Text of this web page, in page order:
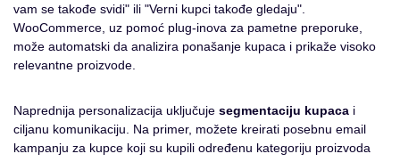
vam se takođe svidi" ili "Verni kupci takođe gledaju".
WooCommerce, uz pomoć plug-inova za pametne preporuke,
može automatski da analizira ponašanje kupaca i prikaže visoko
relevantne proizvode.
Naprednija personalizacija uključuje segmentaciju kupaca i
ciljanu komunikaciju. Na primer, možete kreirati posebnu email
kampanju za kupce koji su kupili određenu kategoriju proizvoda